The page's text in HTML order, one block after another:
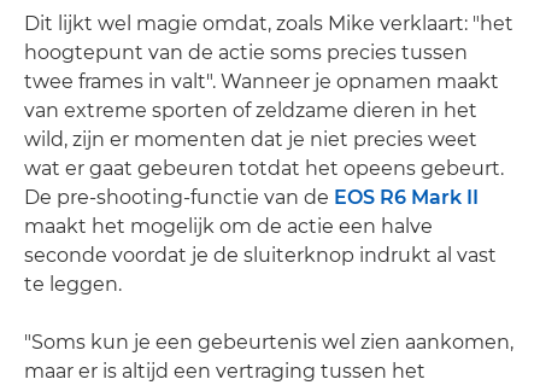
Dit lijkt wel magie omdat, zoals Mike verklaart: "het
hoogtepunt van de actie soms precies tussen
twee frames in valt". Wanneer je opnamen maakt
van extreme sporten of zeldzame dieren in het
wild, zijn er momenten dat je niet precies weet
wat er gaat gebeuren totdat het opeens gebeurt.
De pre-shooting-functie van de EOS R6 Mark II
maakt het mogelijk om de actie een halve
seconde voordat je de sluiterknop indrukt al vast
te leggen.
"Soms kun je een gebeurtenis wel zien aankomen,
maar er is altijd een vertraging tussen het